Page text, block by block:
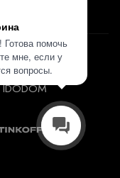
Готова помочь
мне, если у
вопросы.